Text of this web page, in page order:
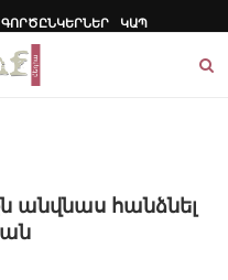
ԳՈՐԾԸՆԿԵՐՆԵՐ ԿԱՊ
անվնաս հանձնել